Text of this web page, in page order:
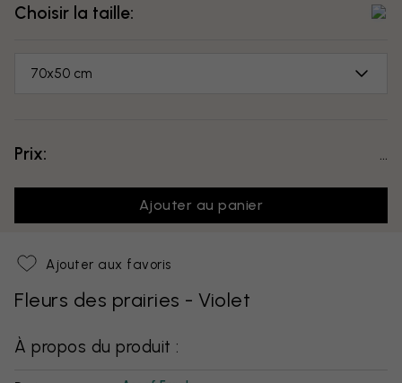
Choisir la taille:
70x50 cm
Prix:
Ajouter au panier
Ajouter aux favoris
Fleurs des prairies - Violet
À propos du produit :